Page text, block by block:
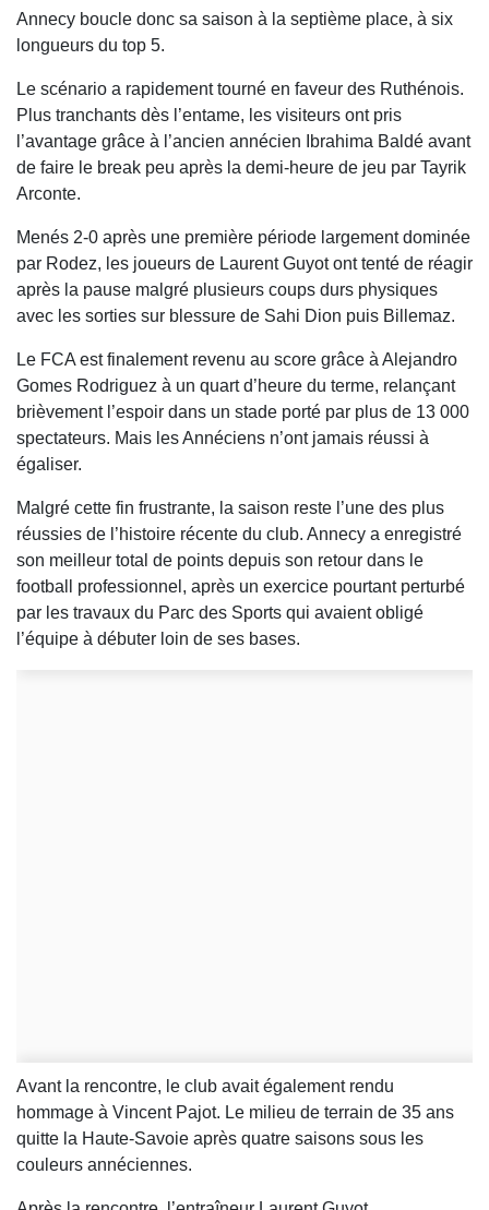
Annecy boucle donc sa saison à la septième place, à six
longueurs du top 5.
Le scénario a rapidement tourné en faveur des Ruthénois.
Plus tranchants dès l’entame, les visiteurs ont pris
l’avantage grâce à l’ancien annécien Ibrahima Baldé avant
de faire le break peu après la demi-heure de jeu par Tayrik
Arconte.
Menés 2-0 après une première période largement dominée
par Rodez, les joueurs de Laurent Guyot ont tenté de réagir
après la pause malgré plusieurs coups durs physiques
avec les sorties sur blessure de Sahi Dion puis Billemaz.
Le FCA est finalement revenu au score grâce à Alejandro
Gomes Rodriguez à un quart d’heure du terme, relançant
brièvement l’espoir dans un stade porté par plus de 13 000
spectateurs. Mais les Annéciens n’ont jamais réussi à
égaliser.
Malgré cette fin frustrante, la saison reste l’une des plus
réussies de l’histoire récente du club. Annecy a enregistré
son meilleur total de points depuis son retour dans le
football professionnel, après un exercice pourtant perturbé
par les travaux du Parc des Sports qui avaient obligé
l’équipe à débuter loin de ses bases.
Avant la rencontre, le club avait également rendu
hommage à Vincent Pajot. Le milieu de terrain de 35 ans
quitte la Haute-Savoie après quatre saisons sous les
couleurs annéciennes.